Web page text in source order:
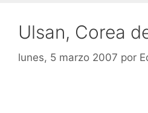
Ulsan, Corea
lunes, 5 marzo 2007 por